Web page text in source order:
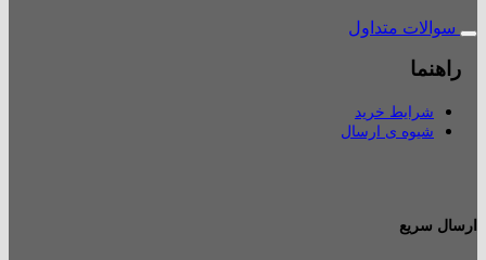
سوالات متداول
راهنما
شرایط خرید
شیوه ی ارسال
ارسال سریع